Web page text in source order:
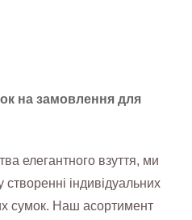
на замовлення для
елегантного взуття, ми
індивідуальних
сумок. Наш асортимент